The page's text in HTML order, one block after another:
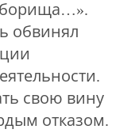
обвинял
свою вину
отказом.